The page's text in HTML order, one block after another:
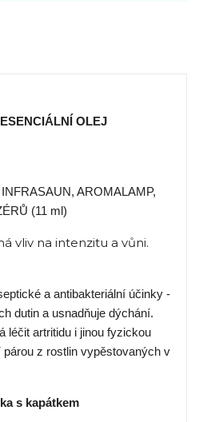
OLEJ
AROMALAMP,
(11 ml)
vliv na intenzitu a vůni.
a antibakteriální účinky -
dutin a usnadňuje dýchání.
léčit artritidu i jinou fyzickou
z rostlin vypěstovaných v
s kapátkem